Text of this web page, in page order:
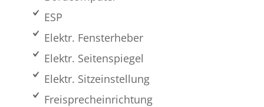
ESP
Elektr. Fensterheber
Elektr. Seitenspiegel
Elektr. Sitzeinstellung
Freisprecheinrichtung